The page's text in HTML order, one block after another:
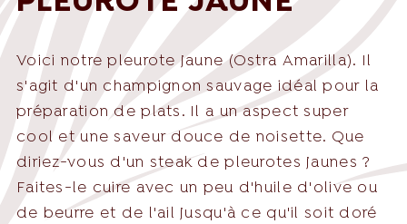
Français
English
Nederlands
Voici notre pleurote jaune (Ostra Amarilla). Il
s'agit d'un champignon sauvage idéal pour la
préparation de plats. Il a un aspect super
cool et une saveur douce de noisette. Que
diriez-vous d'un steak de pleurotes jaunes ?
Faites-le cuire avec un peu d'huile d'olive ou
de beurre et de l'ail jusqu'à ce qu'il soit doré